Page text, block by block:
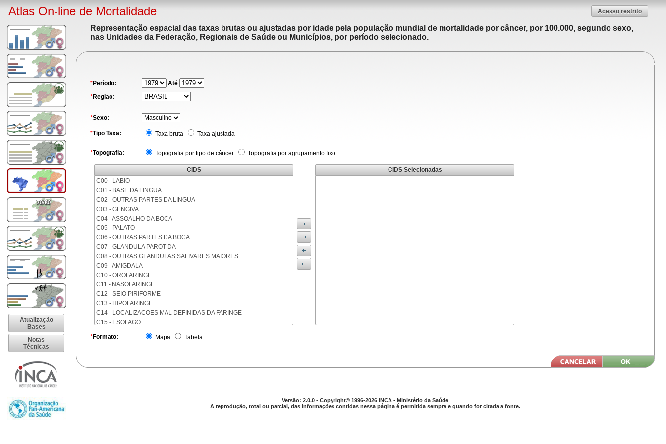
Atlas On-line de Mortalidade Acesso restrito
Atualização
Bases
Notas
Técnicas
Representação espacial das taxas brutas ou ajustadas por idade pela população mundial de mortalidade por câncer, por 100.000, segundo sexo,
nas Unidades da Federação, Regionais de Saúde ou Municípios, por período selecionado.
*Período:
Até
*Regiao:
*Sexo:
*Tipo Taxa: Taxa bruta Taxa ajustada
*Topografia: Topografia por tipo de câncer Topografia por agrupamento fixo
CIDS
C00 - LABIO
C01 - BASE DA LINGUA
C02 - OUTRAS PARTES DA LINGUA
C03 - GENGIVA
C04 - ASSOALHO DA BOCA
C05 - PALATO
C06 - OUTRAS PARTES DA BOCA
C07 - GLANDULA PAROTIDA
C08 - OUTRAS GLANDULAS SALIVARES MAIORES
C09 - AMIGDALA
C10 - OROFARINGE
C11 - NASOFARINGE
C12 - SEIO PIRIFORME
C13 - HIPOFARINGE
C14 - LOCALIZACOES MAL DEFINIDAS DA FARINGE
C15 - ESOFAGO
C17 - INTESTINO DELGADO
C20 - RETO
C24 - OUTRAS PARTES DAS VIAS BILIARES
CIDS Selecionadas
*Formato: Mapa Tabela
Versão: 2.0.0 - Copyright© 1996-2026 INCA - Ministério da Saúde
A reprodução, total ou parcial, das informações contidas nessa página é permitida sempre e quando for citada a fonte.